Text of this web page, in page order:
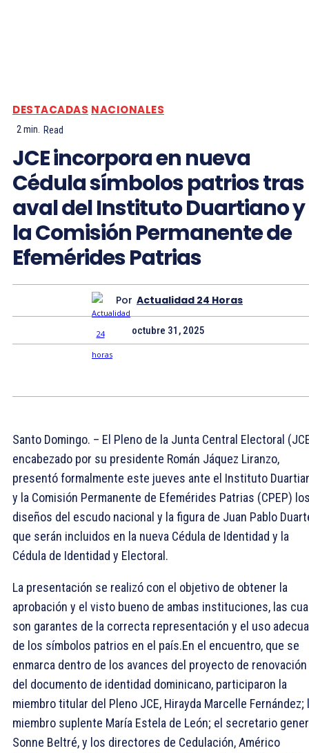
DESTACADAS NACIONALES
2min. Read
JCE incorpora en nueva
Cédula símbolos patrios tras
aval del Instituto Duartiano y
la Comisión Permanente de
Efemérides Patrias
Por Actualidad 24 Horas
octubre 31, 2025
Santo Domingo. – El Pleno de la Junta Central Electoral
encabezado por su presidente Román Jáquez Liranzo,
presentó formalmente este jueves ante el Instituto
y la Comisión Permanente de Efemérides Patrias (CPEP)
diseños del escudo nacional y la figura de Juan Pablo
que serán incluidos en la nueva Cédula de Identidad y la
Cédula de Identidad y Electoral.
La presentación se realizó con el objetivo de obtener la
aprobación y el visto bueno de ambas instituciones, las
son garantes de la correcta representación y el uso
de los símbolos patrios en el país.En el encuentro, que se
enmarca dentro de los avances del proyecto de renovación
del documento de identidad dominicano, participaron la
miembro titular del Pleno JCE, Hirayda Marcelle Fernández;
miembro suplente María Estela de León; el secretario
Sonne Beltré, y los directores de Cedulación, Américo